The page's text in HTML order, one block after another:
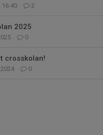
16:40 2
2025
0
crosskolan!
0